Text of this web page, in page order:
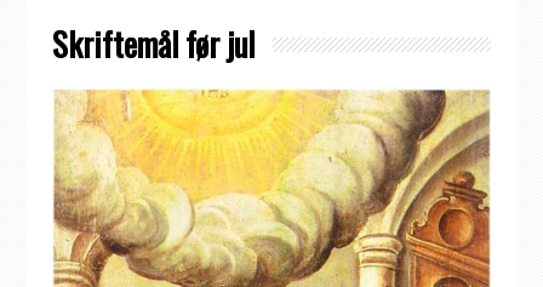
Skriftemål før jul